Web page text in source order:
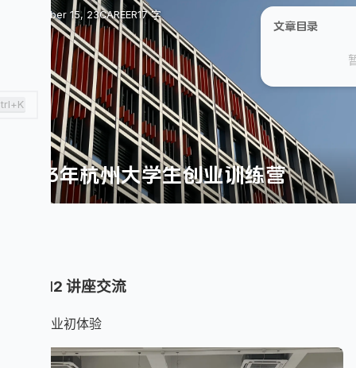
November 15, 23CAREER17 字
2023年杭州大学生创业训练营
11.11-12 讲座交流
创新创业初体验
文章目录